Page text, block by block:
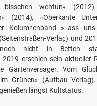
wehtun«
(2014), »Oberkante
Kolumnenband »Lass uns
Verlag) und
nicht in Betten
2019 erschien sein aktueller
Gartenversager. Vom
Grünen« (Aufbau Verlag).
längst Kultstatus.